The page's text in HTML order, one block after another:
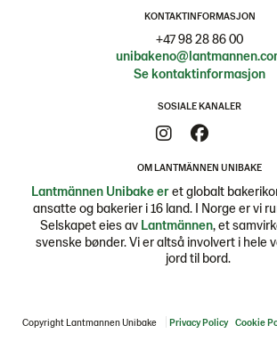
KONTAKTINFORMASJON
+47 98 28 86 00
Se kontaktinformasjon
SOSIALE KANALER
OM LANTMÄNNEN UNIBAKE
Lantmännen Unibake eret globalt
ansatte og bakerier i 16 land. I Norge er vi
Selskapet eies av Lantmännen, et
svenske bønder. Vi er altså involvert i hele
jord til bord.
Copyright Lantmannen Unibake Privacy Policy Cookie